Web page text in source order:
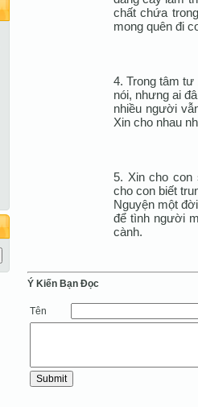
chất chứa
mong quên đi
4. Trong tâm
nói, nhưng ai
nhiều người
Xin cho nhau
5. Xin cho con
cho con biết
Nguyện một
để tình người
cành.
Ý Kiến Bạn Ðọc
Tên